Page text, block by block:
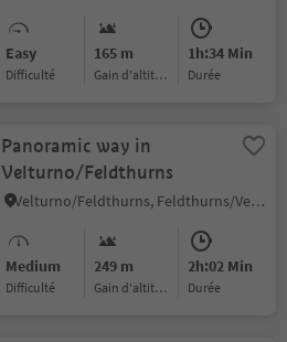
Easy
Difficulté
165 m
Gain d'altitude
1h:34 Min
durée
Panoramic way in
Velturno/Feldthurns
Velturno/Feldthurns, Feldthurns/Velturno, Brixen/Bressanone and environs
Medium
Difficulté
249 m
Gain d'altitude
2h:02 Min
durée